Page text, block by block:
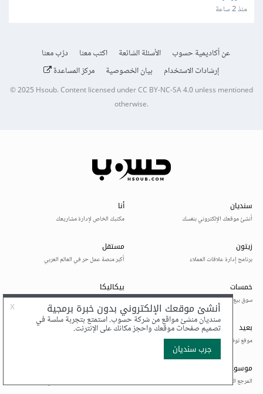
منذ 2 ساعة
عن أكاديمية حسوب الأسئلة الشائعة اكتب معنا
درّب معنا
إرشادات الاستخدام
بيان الخصوصية مركز المساعدة
© 2025 Hsoub.Content licensed underCC BY-NC-SA 4.0unless mentioned
otherwise.